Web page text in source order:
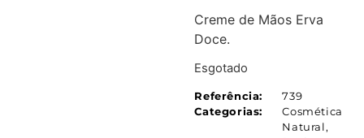
Creme de Mãos Erva
Doce.
Esgotado
Referência:
739
Categorias:
Cosmética
Natural,